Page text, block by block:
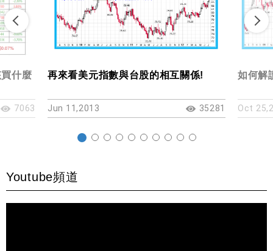
什麼
7063
再來看美元指數與台股的相互關係!
Jun 11,2013 35281
如何解
Oct
Youtube頻道